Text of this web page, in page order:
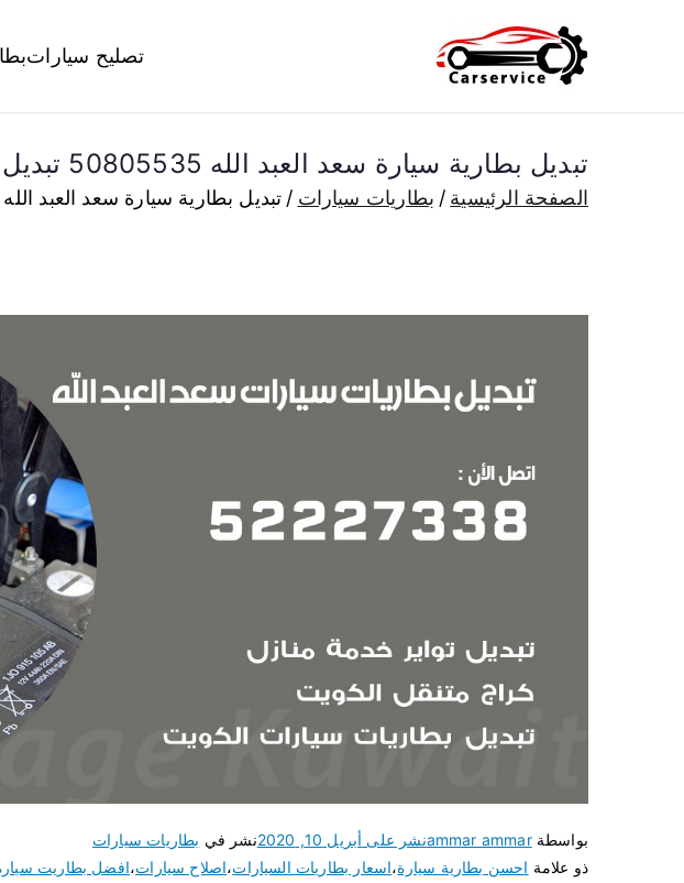
بنشر متنقل الكويت
بنشر متنقل الكويت كهرباء وبنشر تبديل تواير تواير
تصليح سيارات
تبديل بطارية سيارة سعد العبد الله 50805535 تبديل بطاريات سيارات متنقل الكويت
الصفحة الرئيسية بطاريات سيارات تبديل بطارية سيارة سعد العبد الله 50805535 تبديل بطاريات سيارات متنقل الكويت
بواسطةammar ammarنشر على أبريل 10, 2020 نشر في بطاريات سيارات
ذو علامة احسن بطارية سيارة،اسعار بطاريات السيارات،اصلاح سيارات،افضل بطاريت